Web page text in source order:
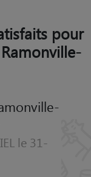
pour
le 31-